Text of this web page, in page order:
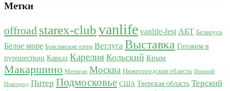
Метки
offroad starex-clubvanlife vanlife-fest АБТ Беларусь
Белое море Браславские озера Ветлуга Выставка Готовим в
путешествии Кавказ Карелия Кольский Крым
Макаршино Мичиган Москва Нижегородская область Нижний
Новгород Питер Подмосковье США Тверская область Терский